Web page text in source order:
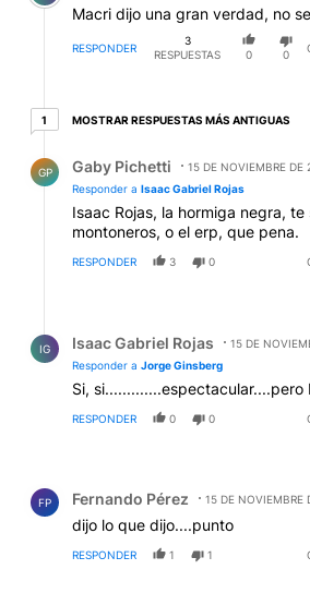
Macri dijo una gran verdad, no
RESPONDER
3
RESPUESTAS
0 0
11 respuesta más antiguas
MOSTRAR RESPUESTAS MÁS ANTIGUAS
GP Gaby Pichetti
15 DE NOVIEMBRE DE
Responder a Isaac Gabriel Rojas
Isaac Rojas, la hormiga negra,
montoneros, o el erp, que pena.
RESPONDER 3 0
IG Isaac Gabriel Rojas
15 DE
Responder a Jorge Ginsberg
Si, si.............espectacular....pero
RESPONDER 0 0
FP Fernando Pérez 15 DE NOVIEMBRE
dijo lo que dijo....punto
RESPONDER 1 1